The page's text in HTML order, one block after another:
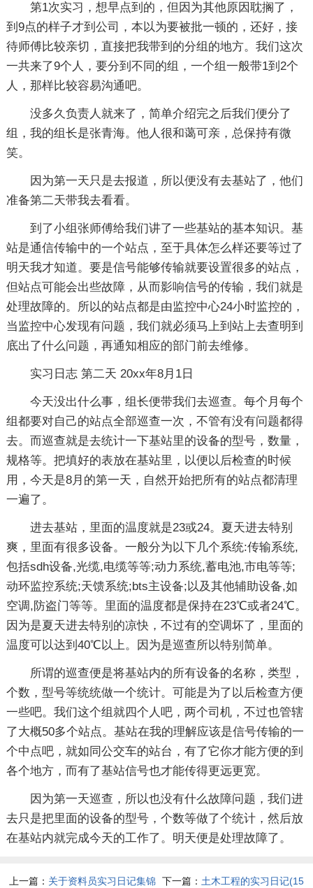
第1次实习，想早点到的，但因为其他原因耽搁了，
到9点的样子才到公司，本以为要被批一顿的，还好，接
待师傅比较亲切，直接把我带到的分组的地方。我们这次
一共来了9个人，要分到不同的组，一个组一般带1到2个
人，那样比较容易沟通吧。
没多久负责人就来了，简单介绍完之后我们便分了
组，我的组长是张青海。他人很和蔼可亲，总保持有微
笑。
因为第一天只是去报道，所以便没有去基站了，他们
准备第二天带我去看看。
到了小组张师傅给我们讲了一些基站的基本知识。基
站是通信传输中的一个站点，至于具体怎么样还要等过了
明天我才知道。要是信号能够传输就要设置很多的站点，
但站点可能会出些故障，从而影响信号的传输，我们就是
处理故障的。所以的站点都是由监控中心24小时监控的，
当监控中心发现有问题，我们就必须马上到站上去查明到
底出了什么问题，再通知相应的部门前去维修。
实习日志 第二天 20xx年8月1日
今天没出什么事，组长便带我们去巡查。每个月每个
组都要对自己的站点全部巡查一次，不管有没有问题都得
去。而巡查就是去统计一下基站里的设备的型号，数量，
规格等。把填好的表放在基站里，以便以后检查的时候
用，今天是8月的第一天，自然开始把所有的站点都清理
一遍了。
进去基站，里面的温度就是23或24。夏天进去特别
爽，里面有很多设备。一般分为以下几个系统:传输系统,
包括sdh设备,光缆,电缆等等;动力系统,蓄电池,市电等等;
动环监控系统;天馈系统;bts主设备;以及其他辅助设备,如
空调,防盗门等等。里面的温度都是保持在23℃或者24℃。
因为是夏天进去特别的凉快，不过有的空调坏了，里面的
温度可以达到40℃以上。因为是巡查所以特别简单。
所谓的巡查便是将基站内的所有设备的名称，类型，
个数，型号等统统做一个统计。可能是为了以后检查方便
一些吧。我们这个组就四个人吧，两个司机，不过也管辖
了大概50多个站点。基站在我的理解应该是信号传输的一
个中点吧，就如同公交车的站台，有了它你才能方便的到
各个地方，而有了基站信号也才能传得更远更宽。
因为第一天巡查，所以也没有什么故障问题，我们进
去只是把里面的设备的型号，个数等做了个统计，然后放
在基站内就完成今天的工作了。明天便是处理故障了。
上一篇： 关于资料员实习日记集锦 下一篇： 土木工程的实习日记(15